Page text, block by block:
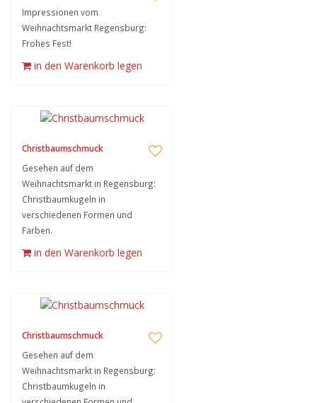
Impressionen vom
Weihnachtsmarkt Regensburg:
Frohes Fest!
in den Warenkorb legen
Christbaumschmuck
Gesehen auf dem
Weihnachtsmarkt in Regensburg:
Christbaumkugeln in
verschiedenen Formen und
Farben.
in den Warenkorb legen
Christbaumschmuck
Gesehen auf dem
Weihnachtsmarkt in Regensburg:
Christbaumkugeln in